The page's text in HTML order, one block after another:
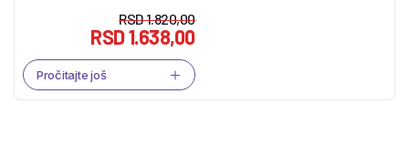
RSD1.820,00
RSD1.638,00
Pročitajte još